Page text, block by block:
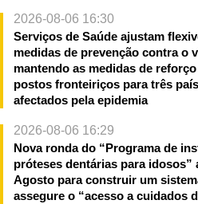
2026-08-06 16:30
Serviços de Saúde ajustam
medidas de prevenção contra o
mantendo as medidas de
postos fronteiriços para três
afectados pela epidemia
2026-08-06 16:29
Nova ronda do “Programa de
próteses dentárias para idosos”
Agosto para construir um
assegure o “acesso a cuidados